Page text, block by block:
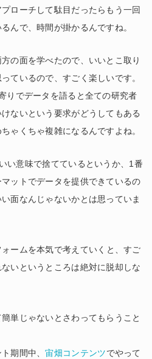
ローチして駄目だったらもう一回
んで、時間が掛かるんですね。
の面を学べたので、いいとこ取り
ているので、すごく楽しいです。
りでデータを語ると全ての研究者
ないという要求がどうしてもある
ゃくちゃ複雑になるんですよね。
い意味で捨てているというか、1番
ットでデータを提供できているの
面なんじゃないかとは思っていま
ォームを本気で考えていくと、すご
いというところは絶対に脱却しな
単じゃないとさわってもらうこと
期間中、宙畑コンテンツでやって